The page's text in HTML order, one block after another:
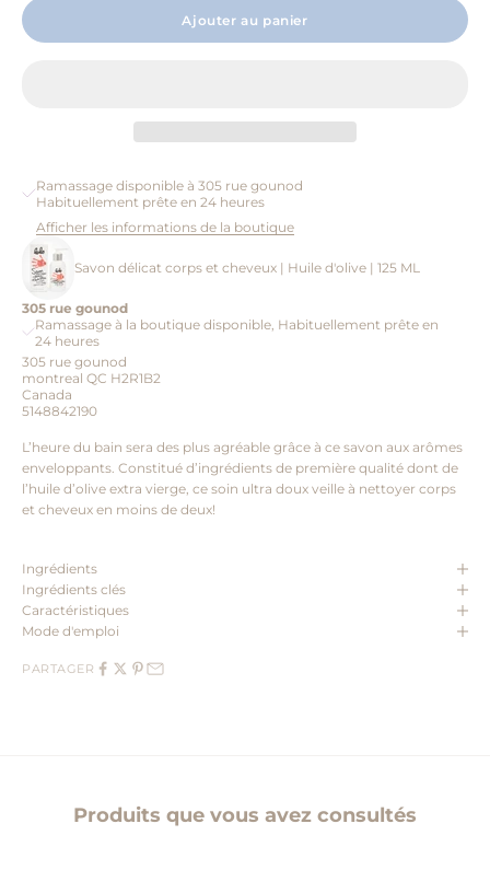
Ajouter au panier
Ramassage disponible à 305 rue gounod
Habituellement prête en 24 heures
Afficher les informations de la boutique
Savon délicat corps et cheveux | Huile d'olive | 125 ML
305 rue gounod
Ramassage à la boutique disponible, Habituellement prête en
24 heures
305 rue gounod
montreal QC H2R1B2
Canada
5148842190
L’heure du bain sera des plus agréable grâce à ce savon aux arômes
enveloppants. Constitué d’ingrédients de première qualité dont de
l’huile d’olive extra vierge, ce soin ultra doux veille à nettoyer corps
et cheveux en moins de deux!
Ingrédients
Ingrédients clés
Caractéristiques
Mode d'emploi
PARTAGER
Produits que vous avez consultés